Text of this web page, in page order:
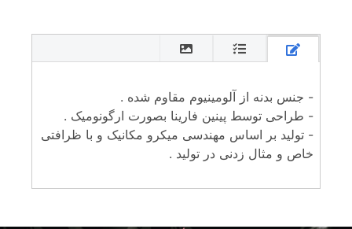
- جنس بدنه از آلومینیوم مقاوم شده .
- طراحی توسط پینین فارینا بصورت ارگونومیک .
- تولید بر اساس مهندسی میکرو مکانیک و با ظرافتی
خاص و مثال زدنی در تولید .